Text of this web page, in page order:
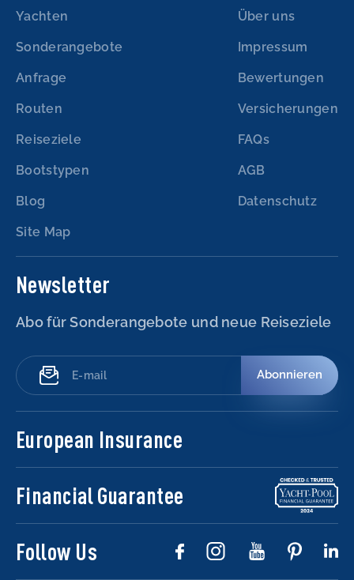
Yachten
Sonderangebote
Anfrage
Routen
Reiseziele
Bootstypen
Blog
Site Map
Über uns
Impressum
Bewertungen
Versicherungen
FAQs
AGB
Datenschutz
Newsletter
Abo für Sonderangebote und neue Reiseziele
Abonnieren
European Insurance
Financial Guarantee
Follow Us